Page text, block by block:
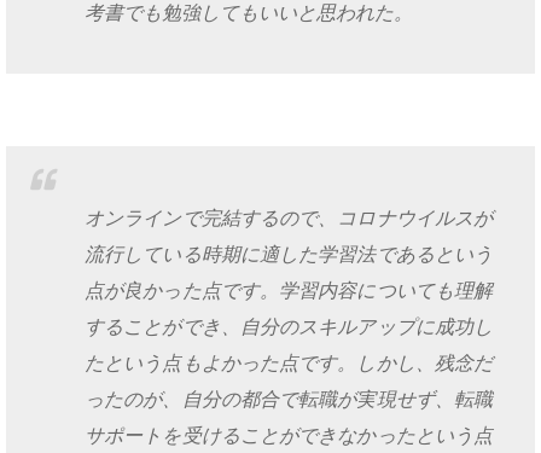
考書でも勉強してもいいと思われた。
オンラインで完結するので、コロナウイルスが
流行している時期に適した学習法であるという
点が良かった点です。学習内容についても理解
することができ、自分のスキルアップに成功し
たという点もよかった点です。しかし、残念だ
ったのが、自分の都合で転職が実現せず、転職
サポートを受けることができなかったという点